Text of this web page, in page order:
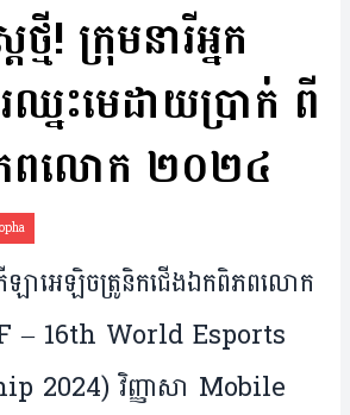
ថ្មី! ក្រុម​នារី​អ្នក​
ឈ្នះ​មេដាយ​ប្រាក់ ពី
ព​លោក ២០២៤
ឡា​អេឡិចត្រូនិក​ជើង​ឯក​ពិភព​លោក
– 16th World Esports
2024) វិញ្ញាសា Mobile